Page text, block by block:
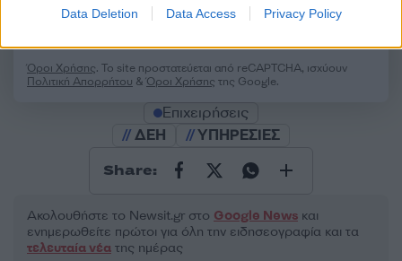
Data Deletion Data Access Privacy Policy
Υποβολή σχολίου
Όροι Χρήσης. Το site προστατεύεται από reCAPTCHA, ισχύουν
Πολιτική Απορρήτου &Όροι Χρήσης της Google.
Επιχειρήσεις
ΔΕΗ
ΥΠΗΡΕΣΙΕΣ
Share:
Ακολουθήστε το Νewsit.gr στο Google News και
ενημερωθείτε πρώτοι για όλη την ειδησεογραφία και τα
τελευταία νέα της ημέρας